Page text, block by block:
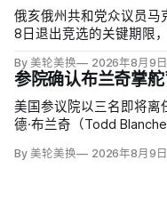
俄亥俄州共和党众议员马
8日退出竞选的关键期限
Moreno）指控家暴并予
否涉及家庭暴力、虐待或
By 美轮美换 2026年8月9日
参院确认布兰奇掌
美国参议院以三名即将离
德·布兰奇（Todd
冲动；
By 美轮美换 2026年8月9日